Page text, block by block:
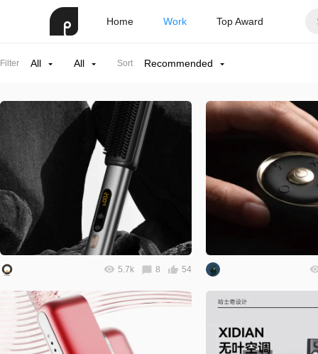
Home Work Top Award
Filter All All Sort Recommended
5.7k 8 54